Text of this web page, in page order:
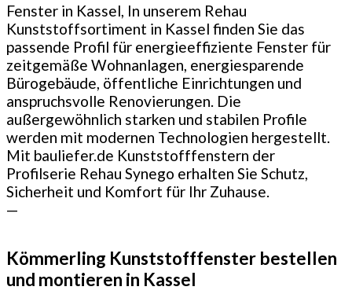
Fenster in Kassel, In unserem Rehau
Kunststoffsortiment in Kassel finden Sie das
passende Profil für energieeffiziente Fenster für
zeitgemäße Wohnanlagen, energiesparende
Bürogebäude, öffentliche Einrichtungen und
anspruchsvolle Renovierungen. Die
außergewöhnlich starken und stabilen Profile
werden mit modernen Technologien hergestellt.
Mit bauliefer.de Kunststofffenstern der
Profilserie Rehau Synego erhalten Sie Schutz,
Sicherheit und Komfort für Ihr Zuhause.
—
Kömmerling Kunststofffenster bestellen
und montieren in Kassel